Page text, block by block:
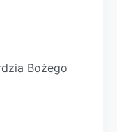
Bożego